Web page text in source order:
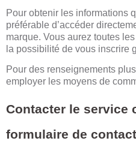
Pour obtenir les informations
préférable d’accéder
marque. Vous aurez toutes
la possibilité de vous inscrire
Pour des renseignements
employer les moyens de
Contacter le service
formulaire de